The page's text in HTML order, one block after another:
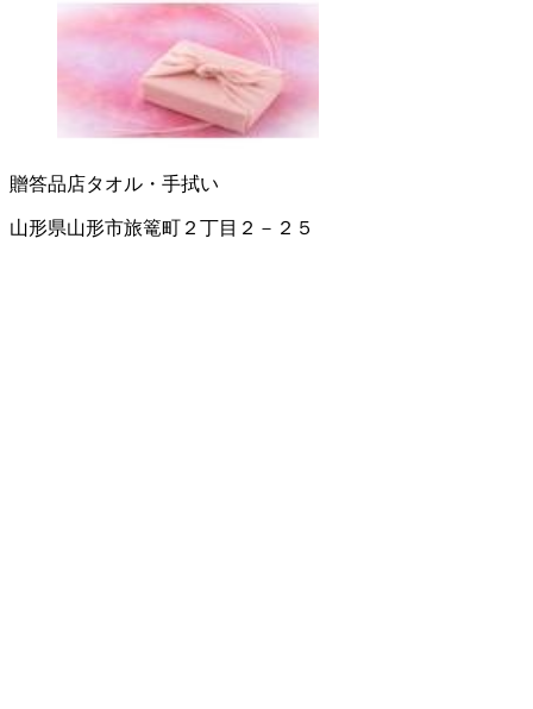
贈答品店タオル・手拭い
山形県山形市旅篭町２丁目２－２５